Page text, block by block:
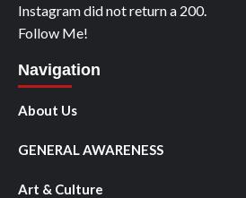
Instagram did not return a 200.
Follow Me!
Navigation
About Us
GENERAL AWARENESS
Art & Culture